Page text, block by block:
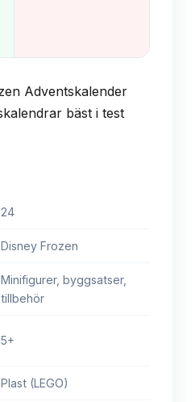
24
Disney Frozen
Minifigurer, byggsatser,
tillbehör
5+
Plast (LEGO)